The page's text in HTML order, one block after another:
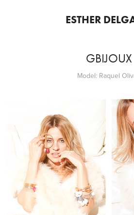
ESTHER
GBIJOUX
Model: Raquel